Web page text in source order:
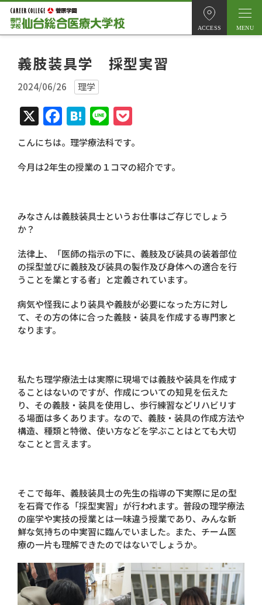
ACCESS
義肢装具学 採型実習
2024/06/26 理学
X Facebook
Hatena
Line
こんにちは。理学療法科です。
今月は2年生の授業の１コマの紹介です。
みなさんは義肢装具士というお仕事はご存じでしょう
か？
法律上、「医師の指示の下に、義肢及び装具の装着部位
の採型並びに義肢及び装具の製作及び身体への適合を行
うことを業とする者」と定義されています。
病気や怪我により装具や義肢が必要になった方に対し
て、その方の体に合った義肢・装具を作成する専門家と
なります。
私たち理学療法士は実際に現場では義肢や装具を作成す
ることはないのですが、作成についての知見を伝えた
り、その義肢・装具を使用し、歩行練習などリハビリす
る場面は多くあります。なので、義肢・装具の作成方法や
構造、種類と特徴、使い方などを学ぶことはとても大切
なことと言えます。
そこで毎年、義肢装具士の先生の指導の下実際に足の型
を石膏で作る「採型実習」が行われます。普段の理学療法
の座学や実技の授業とは一味違う授業であり、みんな新
鮮な気持ちの中実習に臨んでいました。また、チーム医
療の一片も理解できたのではないでしょうか。